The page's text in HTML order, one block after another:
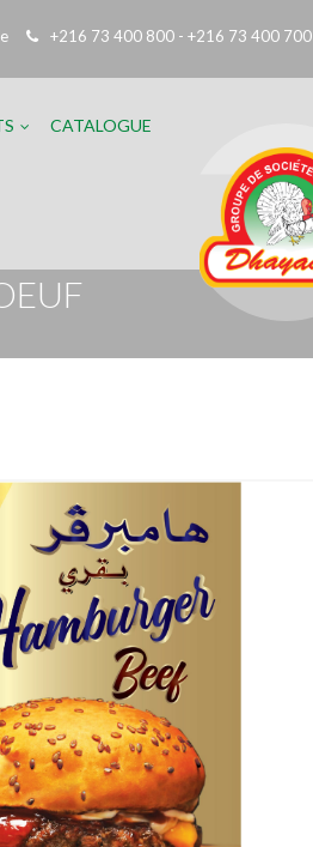
+216 73 400 800 - +216 73 400 700
CATALOGUE